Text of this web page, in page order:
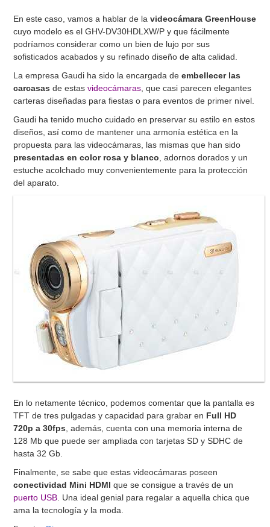
En este caso, vamos a hablar de lavideocámara GreenHouse
cuyo modelo es el GHV-DV30HDLXW/P y que fácilmente
podríamos considerar como un bien de lujo por sus
sofisticados acabados y su refinado diseño de alta calidad.
La empresa Gaudi ha sido la encargada de embellecer las
carcasas de estasvideocámaras , que casi parecen elegantes
carteras diseñadas para fiestas o para eventos de primer nivel.
Gaudi ha tenido mucho cuidado en preservar su estilo en estos
diseños, así como de mantener una armonía estética en la
propuesta para las videocámaras, las mismas que han sido
presentadas en color rosa y blanco , adornos dorados y un
estuche acolchado muy convenientemente para la protección
del aparato.
En lo netamente técnico, podemos comentar que la pantalla es
TFT de tres pulgadas y capacidad para grabar en Full HD
720p a 30fps , además, cuenta con una memoria interna de
128 Mb que puede ser ampliada con tarjetas SD y SDHC de
hasta 32 Gb.
Finalmente, se sabe que estas videocámaras poseen
conectividad Mini HDMI que se consigue a través de un
puerto USB . Una ideal genial para regalar a aquella chica que
ama la tecnología y la moda.